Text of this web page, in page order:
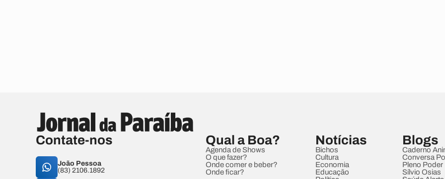
Contate-nos
João Pessoa
(83) 2106.1892
Qual a Boa?
Agenda de Shows
O que fazer?
Onde comer e beber?
Onde ficar?
Notícias
Bichos
Cultura
Economia
Educação
Blogs
Caderno
Conversa
Pleno Poder
Sílvio Osias